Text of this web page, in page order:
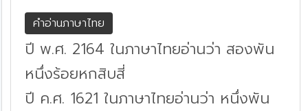
คำอ่านภาษาไทย
ปี พ.ศ. 2164 ในภาษาไทยอ่านว่า สองพัน
หนึ่งร้อยหกสิบสี่
ปี ค.ศ. 1621 ในภาษาไทยอ่านว่า หนึ่งพัน